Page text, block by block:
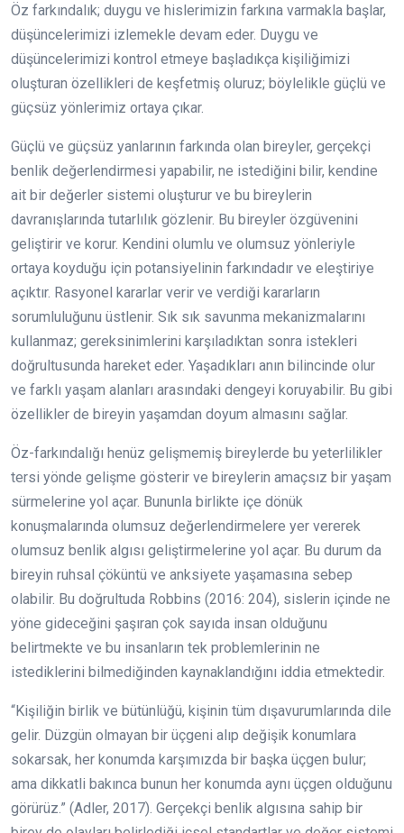
Öz farkındalık; duygu ve hislerimizin farkına varmakla başlar,
düşüncelerimizi izlemekle devam eder. Duygu ve
düşüncelerimizi kontrol etmeye başladıkça kişiliğimizi
oluşturan özellikleri de keşfetmiş oluruz; böylelikle güçlü ve
güçsüz yönlerimiz ortaya çıkar.
Güçlü ve güçsüz yanlarının farkında olan bireyler, gerçekçi
benlik değerlendirmesi yapabilir, ne istediğini bilir, kendine
ait bir değerler sistemi oluşturur ve bu bireylerin
davranışlarında tutarlılık gözlenir. Bu bireyler özgüvenini
geliştirir ve korur. Kendini olumlu ve olumsuz yönleriyle
ortaya koyduğu için potansiyelinin farkındadır ve eleştiriye
açıktır. Rasyonel kararlar verir ve verdiği kararların
sorumluluğunu üstlenir. Sık sık savunma mekanizmalarını
kullanmaz; gereksinimlerini karşıladıktan sonra istekleri
doğrultusunda hareket eder. Yaşadıkları anın bilincinde olur
ve farklı yaşam alanları arasındaki dengeyi koruyabilir. Bu gibi
özellikler de bireyin yaşamdan doyum almasını sağlar.
Öz-farkındalığı henüz gelişmemiş bireylerde bu yeterlilikler
tersi yönde gelişme gösterir ve bireylerin amaçsız bir yaşam
sürmelerine yol açar. Bununla birlikte içe dönük
konuşmalarında olumsuz değerlendirmelere yer vererek
olumsuz benlik algısı geliştirmelerine yol açar. Bu durum da
bireyin ruhsal çöküntü ve anksiyete yaşamasına sebep
olabilir. Bu doğrultuda Robbins (2016: 204), sislerin içinde ne
yöne gideceğini şaşıran çok sayıda insan olduğunu
belirtmekte ve bu insanların tek problemlerinin ne
istediklerini bilmediğinden kaynaklandığını iddia etmektedir.
“Kişiliğin birlik ve bütünlüğü, kişinin tüm dışavurumlarında dile
gelir. Düzgün olmayan bir üçgeni alıp değişik konumlara
sokarsak, her konumda karşımızda bir başka üçgen bulur;
ama dikkatli bakınca bunun her konumda aynı üçgen olduğunu
görürüz.” (Adler, 2017). Gerçekçi benlik algısına sahip bir